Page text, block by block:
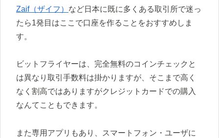
Zaif（ザイフ） など日本に既に多くある取引所で迷っ
たら1発目はここで口座を作ることをおすすめしま
す。
ビットフライヤーは、完全無料のコインチェックと
は異なり取引手数料は掛かりますが、そこまで高く
なく割高ではありますがクレジットカードでの購入
なんてこともできます。
また専用アプリもあり、スマートフォン・ユーザに